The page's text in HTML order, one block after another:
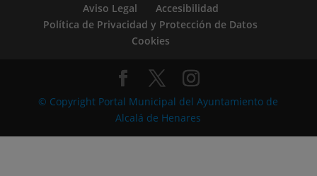
Aviso Legal
Accesibilidad
Política de Privacidad y Protección de Datos
Cookies
© Copyright Portal Municipal del Ayuntamiento de
Alcalá de Henares